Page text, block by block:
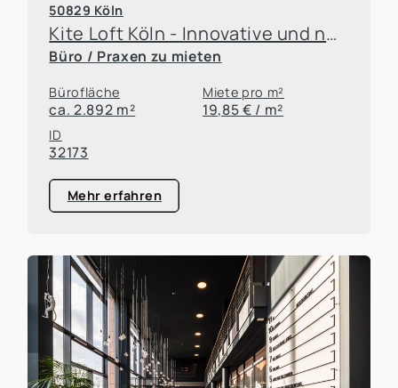
50829 Köln
Kite Loft Köln - Innovative und neuartige Büroflächen für Ihren Standort
Büro / Praxen zu mieten
Bürofläche
ca. 2.892 m²
Miete pro m²
19,85 € / m²
ID
32173
Mehr erfahren